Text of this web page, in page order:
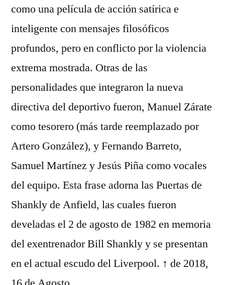
como una película de acción satírica e
inteligente con mensajes filosóficos
profundos, pero en conflicto por la violencia
extrema mostrada. Otras de las
personalidades que integraron la nueva
directiva del deportivo fueron, Manuel Zárate
como tesorero (más tarde reemplazado por
Artero González), y Fernando Barreto,
Samuel Martínez y Jesús Piña como vocales
del equipo. Esta frase adorna las Puertas de
Shankly de Anfield, las cuales fueron
develadas el 2 de agosto de 1982 en memoria
del exentrenador Bill Shankly y se presentan
en el actual escudo del Liverpool. ↑ de 2018,